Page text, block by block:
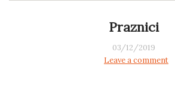
Praznici
03/12/2019
Leave a comment